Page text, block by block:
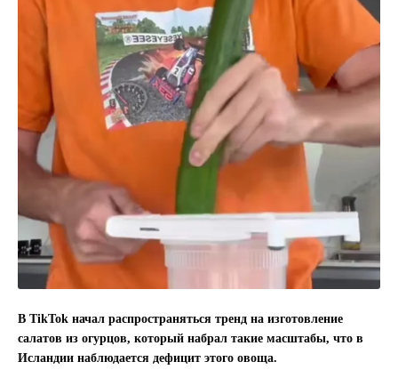
В TikTok начал распространяться тренд на изготовление
салатов из огурцов, который набрал такие масштабы, что в
Исландии наблюдается дефицит этого овоща.